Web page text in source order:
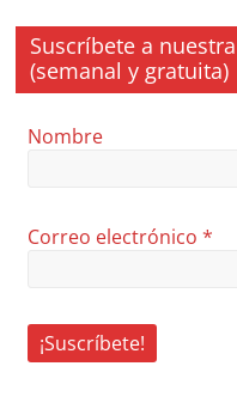
Suscríbete a
(semanal y gratuita)
Nombre
Correo electrónico*